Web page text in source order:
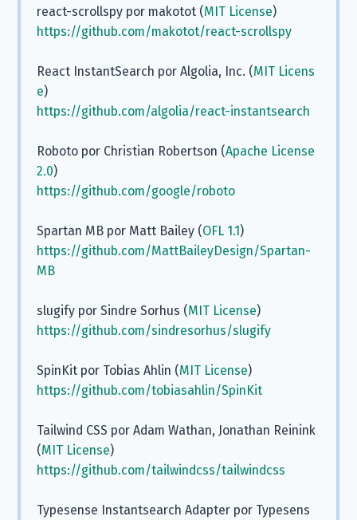
react-scrollspy por makotot (MIT License)
https://github.com/makotot/react-scrollspy
React InstantSearch por Algolia, Inc. (MIT Licens
e)
https://github.com/algolia/react-instantsearch
Roboto por Christian Robertson (Apache License
2.0)
https://github.com/google/roboto
Spartan MB por Matt Bailey (OFL 1.1)
https://github.com/MattBaileyDesign/Spartan-
MB
slugify por Sindre Sorhus (MIT License)
https://github.com/sindresorhus/slugify
SpinKit por Tobias Ahlin (MIT License)
https://github.com/tobiasahlin/SpinKit
Tailwind CSS por Adam Wathan, Jonathan Reinink
(MIT License)
https://github.com/tailwindcss/tailwindcss
Typesense Instantsearch Adapter por Typesens